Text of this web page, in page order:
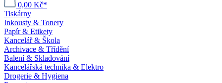
0,00 Kč*
Tiskárny
Inkousty & Tonery
Papír & Etikety
Kancelář & Škola
Archivace & Třídění
Balení & Skladování
Kancelářská technika & Elektro
Drogerie & Hygiena